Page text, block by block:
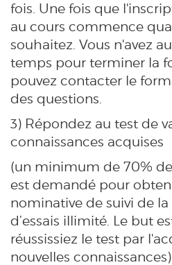
fois. Une fois que
au cours commence
souhaitez. Vous n'avez
temps pour terminer la
pouvez contacter le
des questions.
3) Répondez au test de
connaissances acquises
(un minimum de 70%
est demandé pour
nominative de suivi de
d’essais illimité. Le but
réussissiez le test par
nouvelles connaissances).